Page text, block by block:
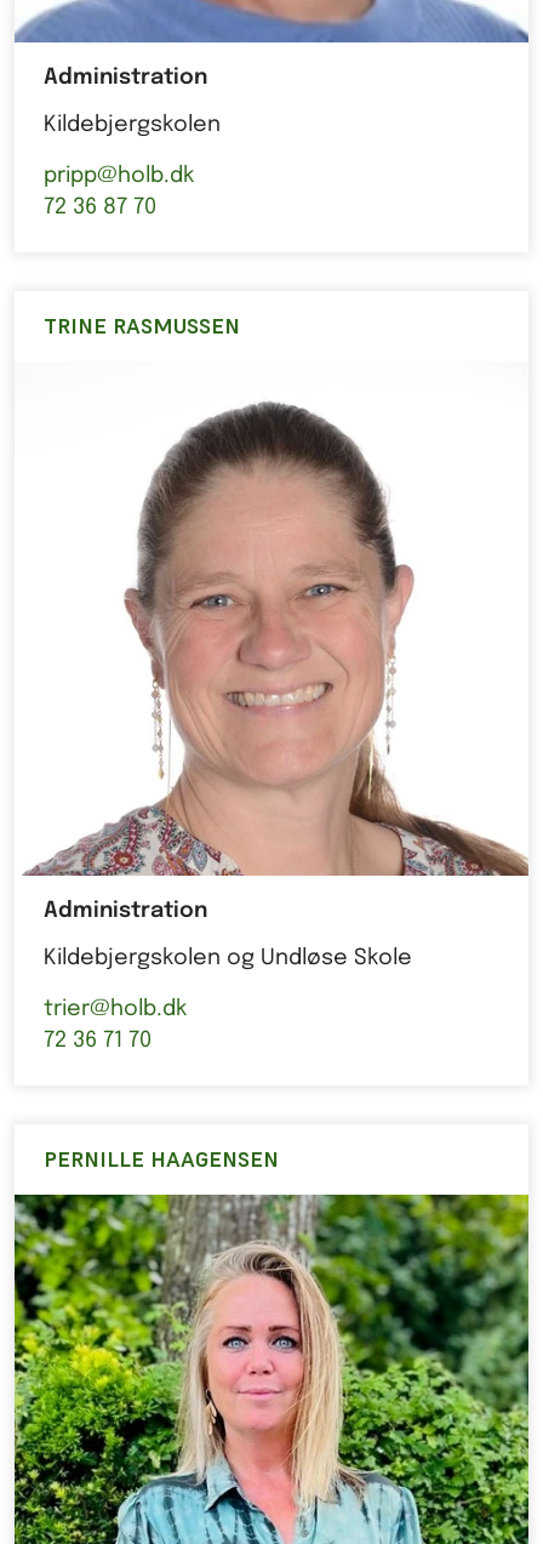
Administration
Kildebjergskolen
pripp@holb.dk
72 36 87 70
TRINE RASMUSSEN
Administration
Kildebjergskolen og Undløse Skole
trier@holb.dk
72 36 71 70
PERNILLE HAAGENSEN